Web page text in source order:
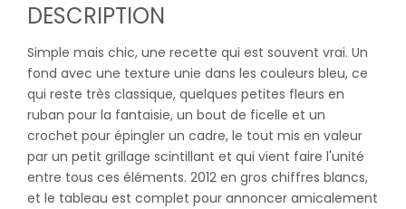
DESCRIPTION
Simple mais chic, une recette qui est souvent vrai. Un
fond avec une texture unie dans les couleurs bleu, ce
qui reste très classique, quelques petites fleurs en
ruban pour la fantaisie, un bout de ficelle et un
crochet pour épingler un cadre, le tout mis en valeur
par un petit grillage scintillant et qui vient faire l'unité
entre tous ces éléments. 2012 en gros chiffres blancs,
et le tableau est complet pour annoncer amicalement